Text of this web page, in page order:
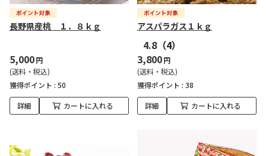
長野県産桃 １．８ｋｇ
5,000円
(送料・税込)
獲得ポイント : 50
詳細 カートに入れる
アスパラガス１ｋｇ
4.8（4）
3,800円
(送料・税込)
獲得ポイント : 38
詳細 カートに入れる